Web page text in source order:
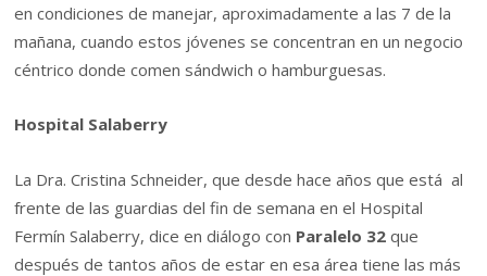
en condiciones de manejar, aproximadamente a las 7 de la
mañana, cuando estos jóvenes se concentran en un negocio
céntrico donde comen sándwich o hamburguesas.
Hospital Salaberry
La Dra. Cristina Schneider, que desde hace años que está al
frente de las guardias del fin de semana en el Hospital
Fermín Salaberry, dice en diálogo con Paralelo 32 que
después de tantos años de estar en esa área tiene las más